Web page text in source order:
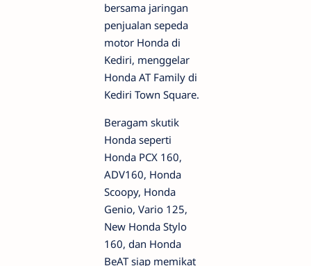
bersama jaringan
penjualan sepeda
motor Honda di
Kediri, menggelar
Honda AT Family di
Kediri Town Square.
Beragam skutik
Honda seperti
Honda PCX 160,
ADV160, Honda
Scoopy, Honda
Genio, Vario 125,
New Honda Stylo
160, dan Honda
BeAT siap memikat